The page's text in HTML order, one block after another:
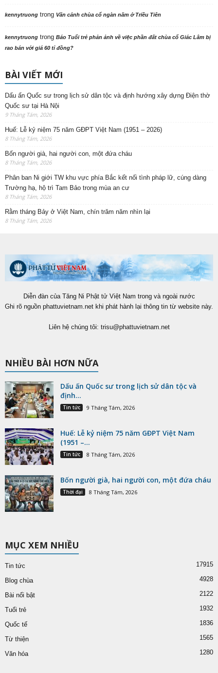
kennytruong trong Vãn cảnh chùa cổ ngàn năm ở Triều Tiên
kennytruong trong Báo Tuổi trẻ phản ảnh về việc phần đất chùa cổ Giác Lâm bị
rao bán với giá 60 tỉ đồng?
BÀI VIẾT MỚI
Dấu ấn Quốc sư trong lịch sử dân tộc và định hướng xây dựng Điện thờ
Quốc sư tại Hà Nội
9 Tháng Tám, 2026
Huế: Lễ kỷ niệm 75 năm GĐPT Việt Nam (1951 – 2026)
8 Tháng Tám, 2026
Bốn người già, hai người con, một đứa cháu
8 Tháng Tám, 2026
Phân ban Ni giới TW khu vực phía Bắc kết nối tình pháp lữ, cúng dàng
Trường hạ, hộ trì Tam Bảo trong mùa an cư
8 Tháng Tám, 2026
Rằm tháng Bảy ở Việt Nam, chín trăm năm nhìn lại
8 Tháng Tám, 2026
Diễn đàn của Tăng Ni Phật tử Việt Nam trong và ngoài nước
Ghi rõ nguồn phattuvietnam.net khi phát hành lại thông tin từ website này.
Liên hệ chúng tôi: trisu@phattuvietnam.net
NHIỀU BÀI HƠN NỮA
Dấu ấn Quốc sư trong lịch sử dân tộc và
định...
Tin tức 9 Tháng Tám, 2026
Huế: Lễ kỷ niệm 75 năm GĐPT Việt Nam
(1951 –...
Tin tức 8 Tháng Tám, 2026
Bốn người già, hai người con, một đứa cháu
Thời đại 8 Tháng Tám, 2026
MỤC XEM NHIỀU
Tin tức 17915
Blog chùa 4928
Bài nổi bật 2122
Tuổi trẻ 1932
Quốc tế 1836
Từ thiện 1565
Văn hóa 1280